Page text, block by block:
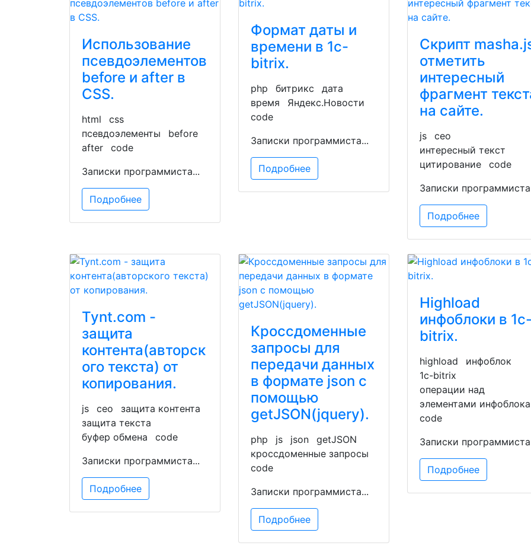
Использование
псевдоэлементов
before и after в
CSS.
html
css
псевдоэлементы
before
after
code
Записки программиста...
Подробнее
Формат даты и
времени в 1c-
bitrix.
php битрикс
дата
время
Яндекс.Новости
code
Записки программиста...
Подробнее
Скрипт
отметить
интересный
фрагмент
на сайте.
js
сео
интересный текст
цитирование
code
Записки
Подробнее
Tynt.com -
защита
контента(авторск
ого текста) от
копирования.
js сео
защита контента
защита текста
буфер обмена
code
Записки программиста...
Подробнее
Кроссдоменные
запросы для
передачи данных
в формате json c
помощью
getJSON(jquery).
php js json
getJSON
кроссдоменные запросы
code
Записки программиста...
Подробнее
Highload
инфоблоки в
bitrix.
highload
инфоблок
1c-bitrix
операции над
элементами инфоблока
code
Записки
Подробнее